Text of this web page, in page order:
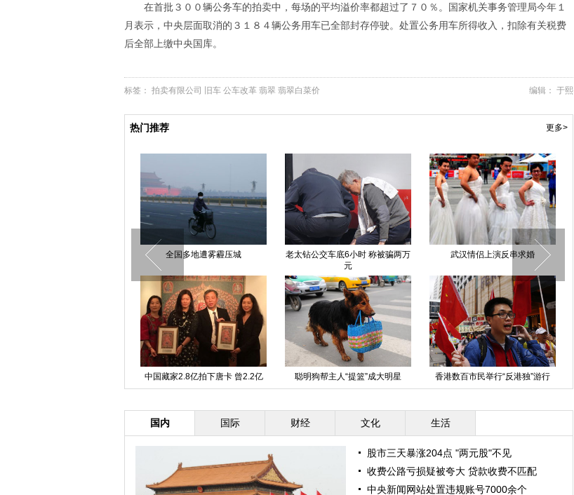
在首批３００辆公务车的拍卖中，每场的平均溢价率都超过了７０％。国家机关事务管理局今年１
月表示，中央层面取消的３１８４辆公务用车已全部封存停驶。处置公务用车所得收入，扣除有关税费
后全部上缴中央国库。
编辑： 于熙
标签： 拍卖有限公司 旧车 公车改革 翡翠 翡翠白菜价
热门推荐 更多>
全国多地遭雾霾压城
老太钻公交车底6小时 称被骗两万
元
武汉情侣上演反串求婚
中国藏家2.8亿拍下唐卡 曾2.2亿
购得鸡缸杯
聪明狗帮主人“提篮”成大明星 香港数百市民举行“反港独”游行
国内 国际 财经 文化 生活
股市三天暴涨204点 "两元股"不见
收费公路亏损疑被夸大 贷款收费不匹配
中央新闻网站处置违规账号7000余个